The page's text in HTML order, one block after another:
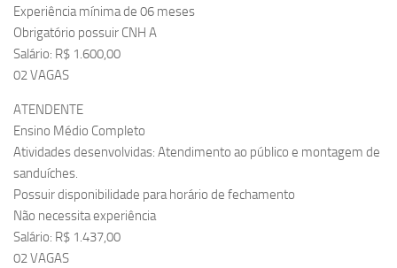
Experiência mínima de 06 meses
Obrigatório possuir CNH A
Salário: R$ 1.600,00
02 VAGAS
ATENDENTE
Ensino Médio Completo
Atividades desenvolvidas: Atendimento ao público e montagem de
sanduíches.
Possuir disponibilidade para horário de fechamento
Não necessita experiência
Salário: R$ 1.437,00
02 VAGAS